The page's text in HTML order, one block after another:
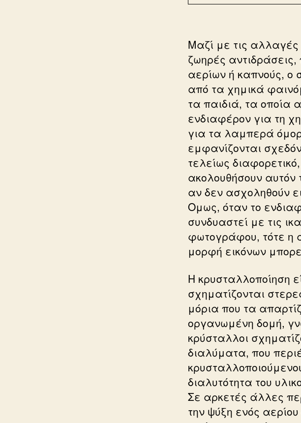
Μαζί με τις
ζωηρές
αερίων ή καπνούς, ο
από τα χημικά
τα παιδιά, τα οποία
ενδιαφέρον για τη
για τα λαμπερά
εμφανίζονται
τελείως
ακολουθήσουν αυτόν
αν δεν ασχοληθούν
Ομως, όταν το
συνδυαστεί με τις
φωτογράφου, τότε η
μορφή εικόνων
Η κρυσταλλοποίηση
σχηματίζονται
μόρια που τα
οργανωμένη δομή,
κρύσταλλοι
διαλύματα, που
διαλυτότητα του
Σε αρκετές άλλες
την ψύξη ενός